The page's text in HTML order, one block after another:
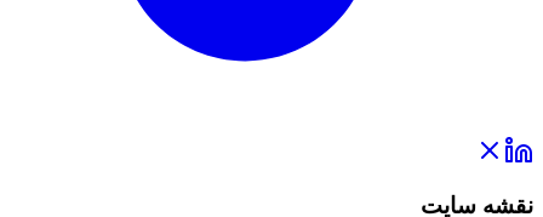
نقشه سایت